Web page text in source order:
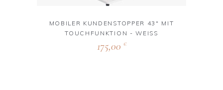
MOBILER KUNDENSTOPPER 43" MIT
TOUCHFUNKTION - WEISS
175,00 €